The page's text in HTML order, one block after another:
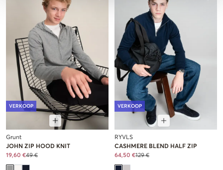
VERKOOP
Grunt
JOHN ZIP HOOD KNIT
19,60 €49 €
VERKOOP
RYVLS
CASHMERE BLEND HALF ZIP
64,50 €129 €